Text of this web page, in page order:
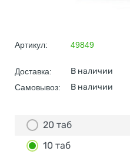
Артикул: 49849
Доставка: В наличии
Самовывоз: В наличии
20 таб
10 таб